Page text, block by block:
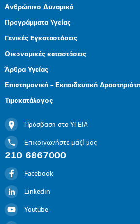
Ανθρώπινο Δυναμικό
Προγράμματα Υγείας
Γενικές Εγκαταστάσεις
Οικονομικές καταστάσεις
Άρθρα Υγείας
Επιστημονική – Εκπαιδευτική
Τιμοκατάλογος
Πρόσβαση στο ΥΓΕΙΑ
Επικοινωνήστε μαζί μας
210 6867000
Facebook
Linkedin
Youtube